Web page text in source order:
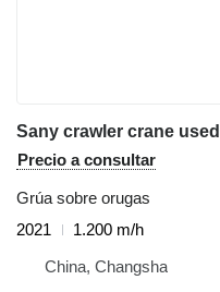
Sany crawler crane
Precio a consultar
Grúa sobre orugas
2021
1.200 m/h
China, Changsha